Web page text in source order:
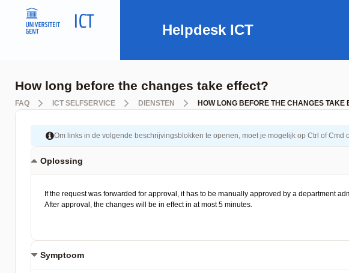
Helpdesk ICT
How long before the changes take effect?
FAQ ICT SELFSERVICE DIENSTEN HOW LONG BEFORE THE CHANGES TAKE
Om links in de volgende beschrijvingsblokken te openen, moet je mogelijk op Ctrl of
Oplossing
Symptoom